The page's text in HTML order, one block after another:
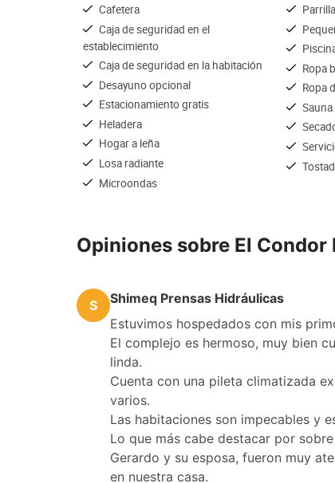
Cafetera
Caja de seguridad en el
establecimiento
Caja de seguridad en la habitación
Desayuno opcional
Estacionamiento gratis
Heladera
Hogar a leña
Losa radiante
Microondas
Ropa
Ropa
Sauna
Opiniones sobre El Condor
S
Shimeq Prensas Hidráulicas
Estuvimos hospedados con mis
El complejo es hermoso, muy bien
linda.
Cuenta con una pileta climatizada
varios.
Las habitaciones son impecables y
Lo que más cabe destacar por
Gerardo y su esposa, fueron muy
en nuestra casa.